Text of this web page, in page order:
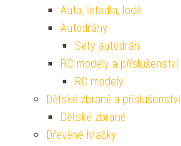
Auta, letadla, lodě
Autodráhy
Sety autodráh
RC modely a příslušenství
RC modely
Dětské zbraně a příslušenství
Dětské zbraně
Dřevěné hračky